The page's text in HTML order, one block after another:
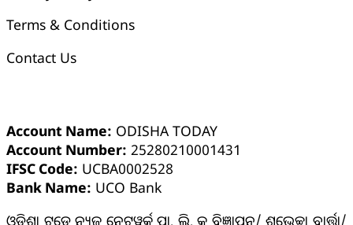
Terms & Conditions
Contact Us
Account Name: ODISHA TODAY
Account Number: 25280210001431
IFSC Code: UCBA0002528
Bank Name: UCO Bank
ଓଡିଶା ଟୁଡେ ନ୍ୟୁଜ୍ ନେଟୱର୍କ୍ ପ୍ରା. ଲି. କୁ ବିଜ୍ଞାପନ/ ଶୁଭେଚ୍ଛା ବାର୍ତ୍ତା/